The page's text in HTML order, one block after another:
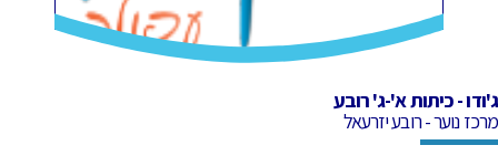
ג'ודו - כיתות א'-ג' רובע
מרכז נוער - רובע יזרעאל